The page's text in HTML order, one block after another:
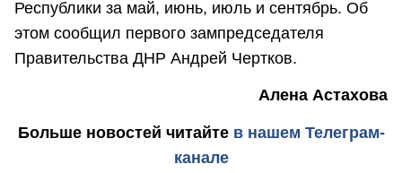
Республики за май, июнь, июль и сентябрь. Об
этом сообщил первого зампредседателя
Правительства ДНР Андрей Чертков.
Алена Астахова
Больше новостей читайте в нашем Телеграм-
канале